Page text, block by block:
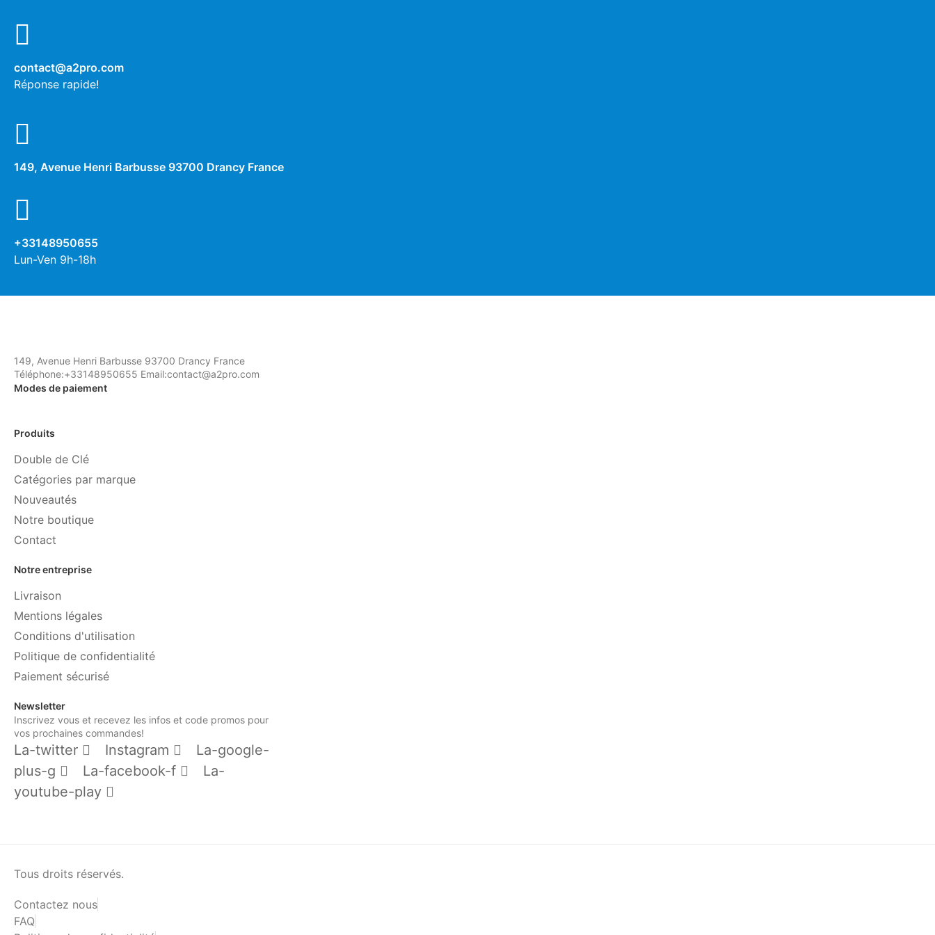
contact@a2pro.com
Réponse rapide!
149, Avenue Henri Barbusse 93700 Drancy France
+33148950655
Lun-Ven 9h-18h
149, Avenue Henri Barbusse 93700 Drancy France
Téléphone:+33148950655 Email:contact@a2pro.com
Modes de paiement
Produits
Double de Clé
Catégories par marque
Nouveautés
Notre boutique
Contact
Notre entreprise
Livraison
Mentions légales
Conditions d'utilisation
Politique de confidentialité
Paiement sécurisé
Newsletter
Inscrivez vous et recevez les infos et code promos pour
vos prochaines commandes!
La-twitter Instagram
La-google-
plus-g
La-facebook-f
La-
youtube-play
Tous droits réservés.
Contactez nous
FAQ